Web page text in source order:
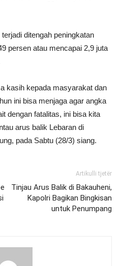
ditengah peningkatan
persen atau mencapai 2,9 juta
kasih kepada masyarakat dan
ini bisa menjaga agar angka
dengan fatalitas, ini bisa kita
arus balik Lebaran di
pada Sabtu (28/3) siang.
Artikulli tjetër
Tinjau Arus Balik di Bakauheni,
Kapolri Bagikan Bingkisan
untuk Penumpang